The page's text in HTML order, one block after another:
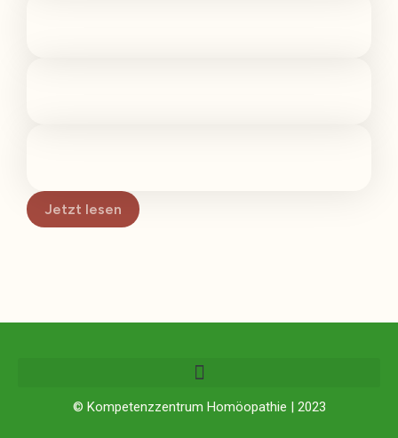
Jetzt lesen
© Kompetenzzentrum Homöopathie | 2023